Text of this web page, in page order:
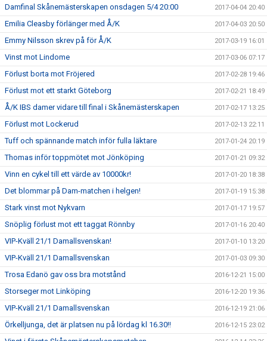
Damfinal Skånemästerskapen onsdagen 5/4 20:00 2017-04-04 20:40
Emilia Cleasby förlänger med Å/K 2017-04-03 20:50
Emmy Nilsson skrev på för Å/K 2017-03-19 16:01
Vinst mot Lindome 2017-03-06 07:17
Förlust borta mot Fröjered 2017-02-28 19:46
Förlust mot ett starkt Göteborg 2017-02-21 18:49
Å/K IBS damer vidare till final i Skånemästerskapen 2017-02-17 13:25
Förlust mot Lockerud 2017-02-13 22:11
Tuff och spännande match inför fulla läktare 2017-01-24 20:19
Thomas inför toppmötet mot Jönköping 2017-01-21 09:32
Vinn en cykel till ett värde av 10000kr! 2017-01-20 18:38
Det blommar på Dam-matchen i helgen! 2017-01-19 15:38
Stark vinst mot Nykvarn 2017-01-17 19:57
Snöplig förlust mot ett taggat Rönnby 2017-01-16 20:40
VIP-Kväll 21/1 Damallsvenskan! 2017-01-10 13:20
VIP-Kväll 21/1 Damallsvenskan 2017-01-03 09:30
Trosa Edanö gav oss bra motstånd 2016-12-21 15:00
Storseger mot Linköping 2016-12-20 19:36
VIP-Kväll 21/1 Damallsvenskan 2016-12-19 21:06
Örkelljunga, det är platsen nu på lördag kl 16.30!! 2016-12-15 23:02